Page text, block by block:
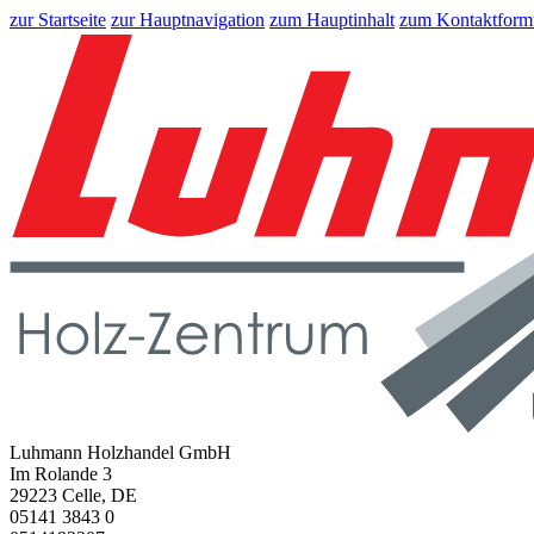
zur Startseite zur Hauptnavigation zum Hauptinhalt zum
Luhmann Holzhandel GmbH
Im Rolande 3
29223 Celle, DE
05141 3843 0